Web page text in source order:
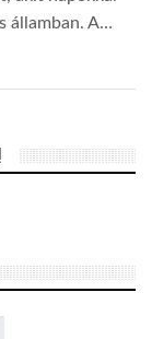
államban. A…